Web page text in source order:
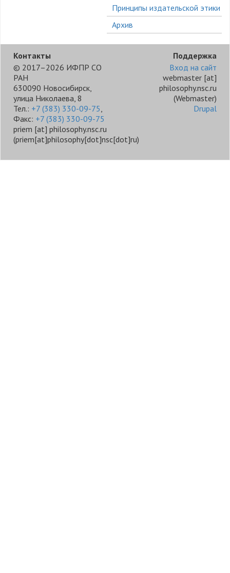
Принципы издательской этики
Архив
Контакты
© 2017–2026 ИФПР СО
РАН
630090 Новосибирск,
улица Николаева, 8
Тел.: +7 (383) 330-09-75,
Факс: +7 (383) 330-09-75
priem [at] philosophy.nsc.ru
(priem[at]philosophy[dot]nsc[dot]ru)
Поддержка
Вход на сайт
webmaster [at]
philosophy.nsc.ru
(Webmaster)
Drupal